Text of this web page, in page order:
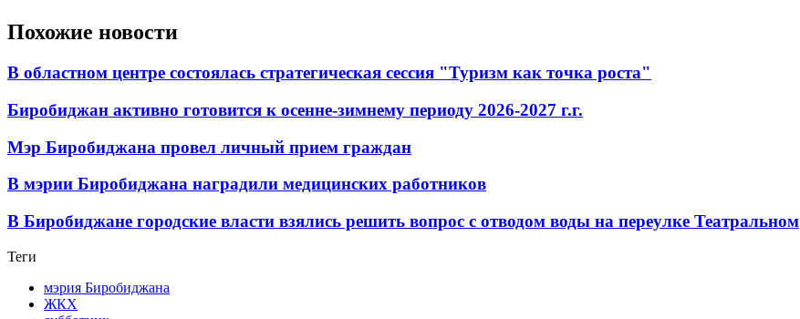
Похожие новости
В областном центре состоялась стратегическая сессия "Туризм как точка роста"
Биробиджан активно готовится к осенне-зимнему периоду 2026-2027 г.г.
Мэр Биробиджана провел личный прием граждан
В мэрии Биробиджана наградили медицинских работников
В Биробиджане городские власти взялись решить вопрос с отводом воды на переулке Театральном
Теги
мэрия Биробиджана
ЖКХ